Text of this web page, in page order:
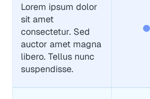
Lorem ipsum dolor
sit amet
consectetur. Sed
auctor amet magna
libero. Tellus nunc
suspendisse.